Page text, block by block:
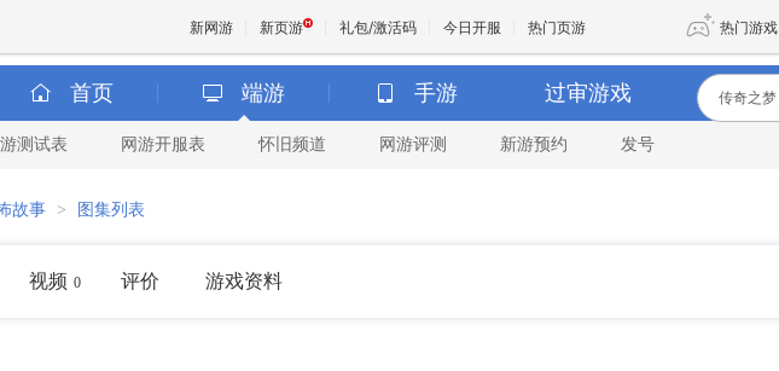
新网游 新页游 礼包/激活码 今日开服 热门页游 热门游戏
魔兽 DNF
首页 端游 手游 过审游戏
测试表 网游开服表 怀旧频道 网游评测 新游预约 发号
故事 > 图集列表
视频 0 评价 游戏资料